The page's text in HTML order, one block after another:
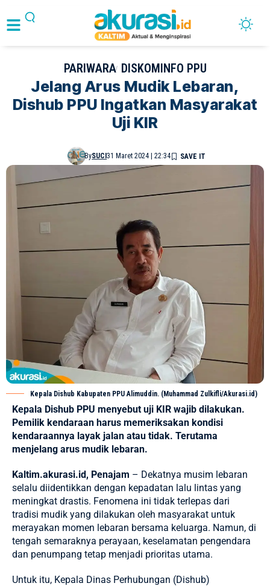
PARIWARA DISKOMINFO PPU
Jelang Arus Mudik Lebaran,
Dishub PPU Ingatkan Masyarakat
Uji KIR
BySUCI31 Maret 2024 | 22:34
Kepala Dishub Kabupaten PPU Alimuddin. (Muhammad Zulkifli/Akurasi.id)
Kepala Dishub PPU menyebut uji KIR wajib dilakukan.
Pemilik kendaraan harus memeriksakan kondisi
kendaraannya layak jalan atau tidak. Terutama
menjelang arus mudik lebaran.
Kaltim.akurasi.id, Penajam – Dekatnya musim lebaran
selalu diidentikkan dengan kepadatan lalu lintas yang
meningkat drastis. Fenomena ini tidak terlepas dari
tradisi mudik yang dilakukan oleh masyarakat untuk
merayakan momen lebaran bersama keluarga. Namun, di
tengah semaraknya perayaan, keselamatan pengendara
dan penumpang tetap menjadi prioritas utama.
Untuk itu, Kepala Dinas Perhubungan (Dishub)